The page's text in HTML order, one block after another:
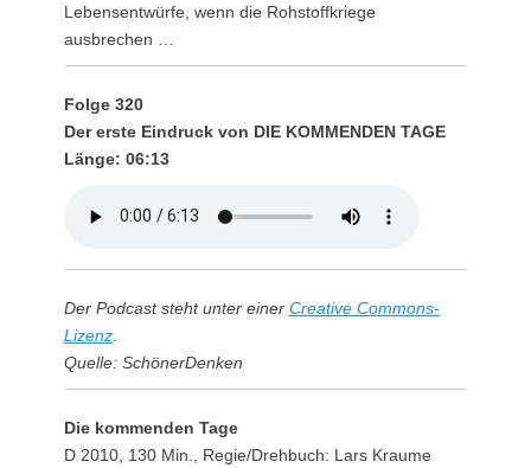
Lebensentwürfe, wenn die Rohstoffkriege
ausbrechen …
Folge 320
Der erste Eindruck von DIE KOMMENDEN TAGE
Länge: 06:13
Der Podcast steht unter einer Creative Commons-
Lizenz
Quelle: SchönerDenken
Die kommenden Tage
D 2010, 130 Min., Regie/Drehbuch: Lars Kraume